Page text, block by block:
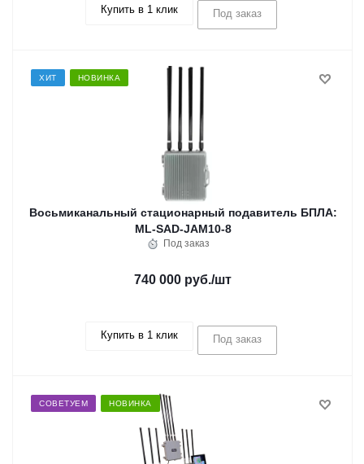
Купить в 1 клик Под заказ
ХИТ НОВИНКА
Восьмиканальный стационарный подавитель БПЛА:
ML-SAD-JAM10-8
Под заказ
740 000 руб./шт
Купить в 1 клик Под заказ
СОВЕТУЕМ НОВИНКА